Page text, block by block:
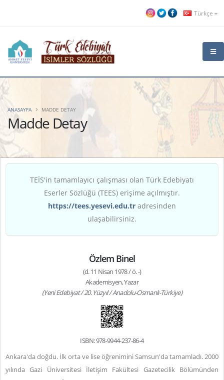
Türkçe
Madde Detay
ANASAYFA MADDE DETAY
TEİS'in tamamlayıcı çalışması olan Türk Edebiyatı
Eserler Sözlüğü (TEES) erişime açılmıştır.
https://tees.yesevi.edu.tr adresinden
ulaşabilirsiniz.
Özlem Binel
(d. 11 Nisan 1978 / ö. -)
Akademisyen, Yazar
(Yeni Edebiyat / 20. Yüzyıl / Anadolu-Osmanlı-Türkiye)
ISBN: 978-9944-237-86-4
Ankara'da doğdu. İlk orta ve lise öğrenimini Samsun'da tamamladı. 2000
yılında Gazi Üniversitesi İletişim Fakültesi Gazetecilik Bölümünden